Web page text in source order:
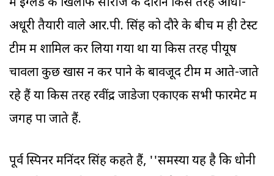
अधूरी तैयारी वाले आर.पी. सिंह को दौरे के बीच में ही टेस्ट
टीम में शामिल कर लिया गया था या किस तरह पीयूष
चावला कुछ खास न कर पाने के बावजूद टीम में आते-जाते
रहे हैं या किस तरह रवींद्र जाडेजा एकाएक सभी फारमेट में
जगह पा जाते हैं.
पूर्व स्पिनर मनिंदर सिंह कहते हैं, ''समस्या यह है कि धोनी